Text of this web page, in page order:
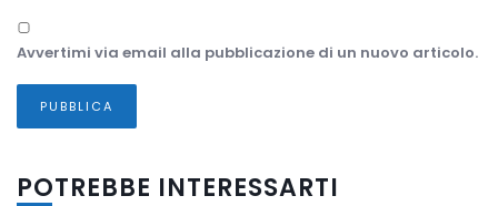
Avvertimi via email alla pubblicazione di un nuovo articolo.
POTREBBE INTERESSARTI